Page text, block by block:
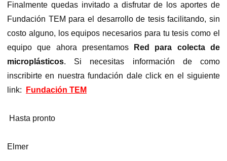
Finalmente quedas invitado a disfrutar de los aportes de
Fundación TEM para el desarrollo de tesis facilitando, sin
costo alguno, los equipos necesarios para tu tesis como el
equipo que ahora presentamos
Red para colecta de
microplásticos. Si necesitas información de como
inscribirte en nuestra fundación dale click en el siguiente
link:
Fundación TEM
Hasta pronto
Elmer